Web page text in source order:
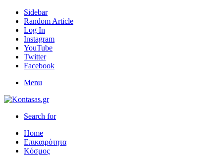
Sidebar
Random Article
Log In
Instagram
YouTube
Twitter
Facebook
Menu
Search for
Home
Επικαιρότητα
Κόσμος